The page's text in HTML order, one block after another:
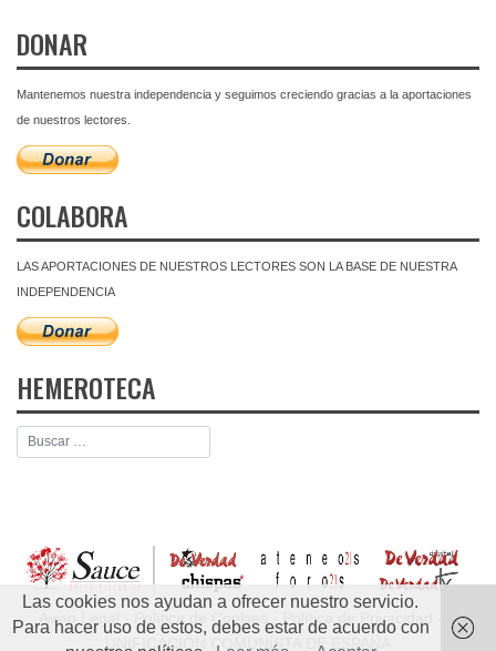
DONAR
Mantenemos nuestra independencia y seguimos creciendo gracias a la aportaciones
de nuestros lectores.
COLABORA
LAS APORTACIONES DE NUESTROS LECTORES SON LA BASE DE NUESTRA
INDEPENDENCIA
HEMEROTECA
Aviso Legal Política de Cookies Política de Privacidad
- ©
UNIFICACIÓN COMUNISTA DE ESPAÑA
Las cookies nos ayudan a ofrecer nuestro servicio.
Para hacer uso de estos, debes estar de acuerdo con